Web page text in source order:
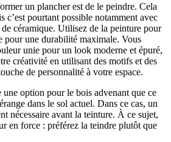
un plancher est de le peindre. Cela
c’est pourtant possible notamment avec
céramique. Utilisez de la peinture pour
pour une durabilité maximale. Vous
unie pour un look moderne et épuré,
créativité en utilisant des motifs et des
de personnalité à votre espace.
une option pour le bois advenant que ce
dans le sol actuel. Dans ce cas, un
nécessaire avant la teinture. À ce sujet,
en force : préférez la teindre plutôt que